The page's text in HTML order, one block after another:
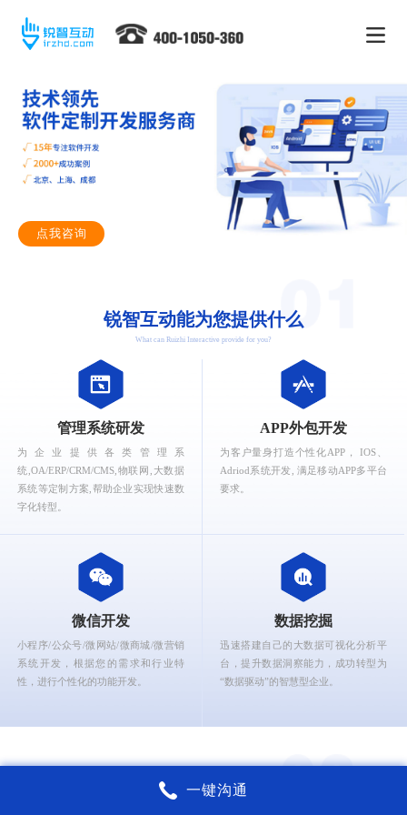
点我咨询
锐智互动能为您提供什么
What can Ruizhi Interactive provide for you?
管理系统研发
为企业提供各类管理系
统,OA/ERP/CRM/CMS,物联网,大数据
系统等定制方案,帮助企业实现快速数
字化转型。
APP外包开发
为客户量身打造个性化APP， IOS、
Adriod系统开发, 满足移动APP多平台
要求。
微信开发
小程序/公众号/微网站/微商城/微营销
系统开发，根据您的需求和行业特
性，进行个性化的功能开发。
数据挖掘
迅速搭建自己的大数据可视化分析平
台，提升数据洞察能力，成功转型为
“数据驱动”的智慧型企业。
锐智互动核心能力
一键沟通